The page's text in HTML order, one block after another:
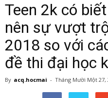
Teen 2k có
nên sự vượt
2018 so với
đề thi đại học
By acq.hocmai - Tháng Mười Một 27,